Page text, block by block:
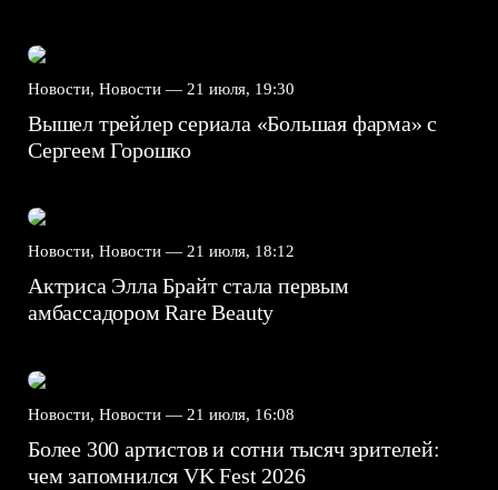
Новости, Новости — 21 июля, 19:30
Вышел трейлер сериала «Большая фарма» с
Сергеем Горошко
Новости, Новости — 21 июля, 18:12
Актриса Элла Брайт стала первым
амбассадором Rare Beauty
Новости, Новости — 21 июля, 16:08
Более 300 артистов и сотни тысяч зрителей:
чем запомнился VK Fest 2026